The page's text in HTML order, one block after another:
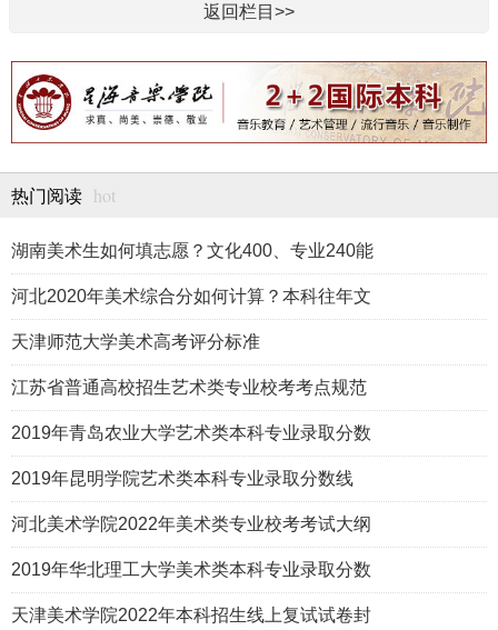
返回栏目>>
热门阅读 hot
湖南美术生如何填志愿？文化400、专业240能
河北2020年美术综合分如何计算？本科往年文
天津师范大学美术高考评分标准
江苏省普通高校招生艺术类专业校考考点规范
2019年青岛农业大学艺术类本科专业录取分数
2019年昆明学院艺术类本科专业录取分数线
河北美术学院2022年美术类专业校考考试大纲
2019年华北理工大学美术类本科专业录取分数
天津美术学院2022年本科招生线上复试试卷封